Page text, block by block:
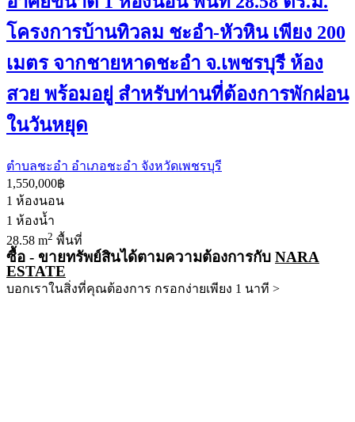
โครงการบ้านทิวลม ชะอำ-หัวหิน เพียง 200
เมตร จากชายหาดชะอำ จ.เพชรบุรี ห้อง
สวย พร้อมอยู่ สำหรับท่านที่ต้องการพักผ่อน
ในวันหยุด
ตำบลชะอำ อำเภอชะอำ จังหวัดเพชรบุรี
1,550,000฿
1 ห้องนอน
1 ห้องน้ำ
28.58 m2 พื้นที่
ซื้อ - ขายทรัพย์สินได้ตามความต้องการกับ NARA
ESTATE
บอกเราในสิ่งที่คุณต้องการ กรอกง่ายเพียง 1 นาที >